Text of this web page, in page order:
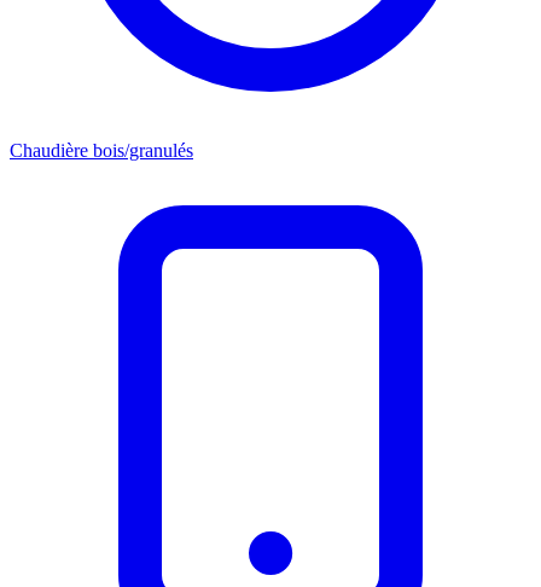
Chaudière bois/granulés